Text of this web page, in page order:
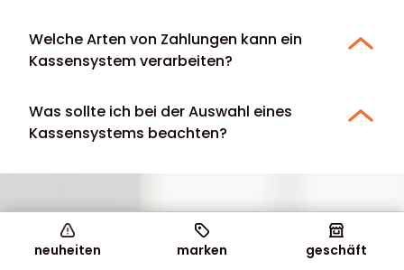
neuheiten marken geschäft
Welche Arten von Zahlungen kann ein
Kassensystem verarbeiten?
Was sollte ich bei der Auswahl eines
Kassensystems beachten?
Sie sind für Ihre Shop-